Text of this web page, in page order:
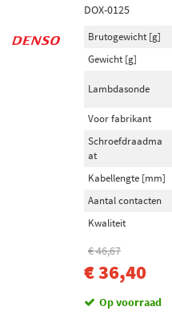
DOX-0125
Brutogewicht [g]
Gewicht [g]
Lambdasonde
Voor fabrikant
Schroefdraadma
at
Kabellengte [mm]
Aantal contacten
Kwaliteit
€ 46,67
€ 36,40
Op voorraad